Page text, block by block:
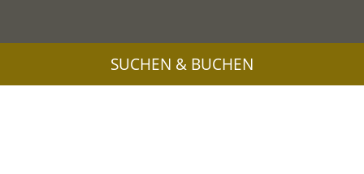
SUCHEN & BUCHEN